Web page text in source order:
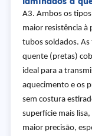
A3. Ambos os
maior resistência à
tubos soldados. As
quente (pretas)
ideal para a
aquecimento e os
sem costura
superfície mais
maior precisão,